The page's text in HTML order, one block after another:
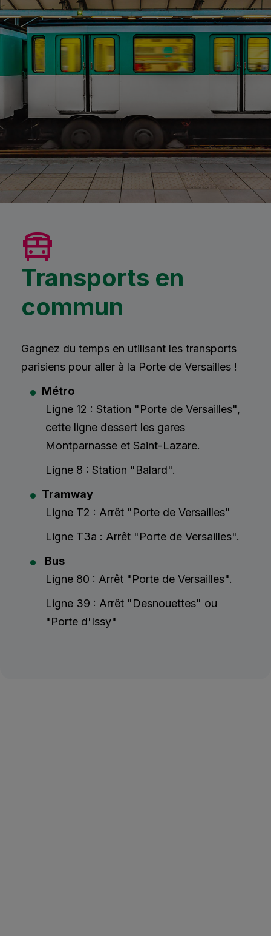
Transports en
commun
Gagnez du temps en utilisant les transports
parisiens pour aller à la Porte de Versailles !
Métro
Ligne 12 : Station "Porte de Versailles",
cette ligne dessert les gares
Montparnasse et Saint-Lazare.
Ligne 8 : Station "Balard".
Tramway
Ligne T2 : Arrêt "Porte de Versailles"
Ligne T3a : Arrêt "Porte de Versailles".
Bus
Ligne 80 : Arrêt "Porte de Versailles".
Ligne 39 : Arrêt "Desnouettes" ou
"Porte d'Issy"